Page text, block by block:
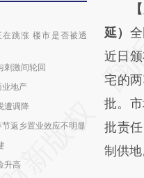
在跳涨 楼市是否被透
刺激间轮回
业地产
遭调降
节返乡置业效应不明显
升高
请务
AI
成，
新观
对和校
延）
近日
宅的
批。
批责
制供地